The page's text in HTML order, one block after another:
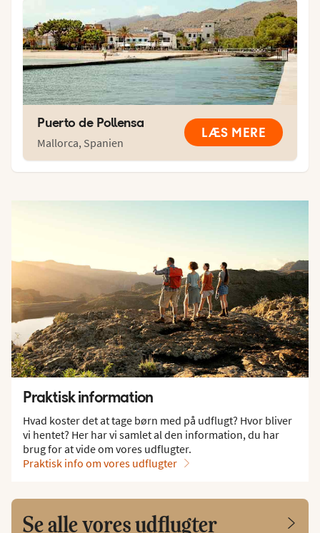
Puerto de Pollensa
Mallorca, Spanien
LÆS MERE
Praktisk information
Hvad koster det at tage børn med på udflugt? Hvor bliver
vi hentet? Her har vi samlet al den information, du har
brug for at vide om vores udflugter.
Praktisk info om vores udflugter
Se alle vores udflugter